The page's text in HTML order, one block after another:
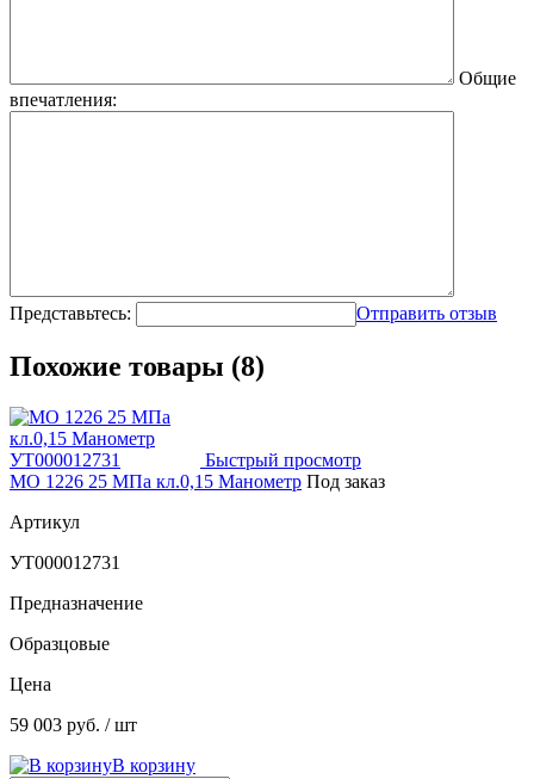
Общие
впечатления:
Представьтесь: Отправить отзыв
Похожие товары (8)
Быстрый просмотр
МО 1226 25 МПа кл.0,15 Манометр Под заказ
Артикул
УТ000012731
Предназначение
Образцовые
Цена
59 003 руб. / шт
В корзину